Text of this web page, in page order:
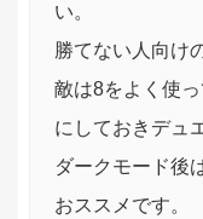
い。
勝てない人向け
敵は8をよく使
にしておきデュ
ダークモード後
おススメです。